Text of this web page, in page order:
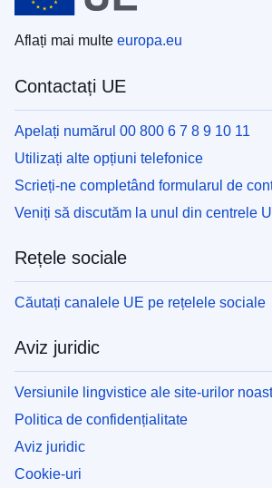
Aflați mai multe europa.eu
Contactați UE
Apelați numărul 00 800 6 7 8 9 10 11
Utilizați alte opțiuni telefonice
Scrieți-ne completând formularul de
Veniți să discutăm la unul din centrele
Rețele sociale
Căutați canalele UE pe rețelele sociale
Aviz juridic
Versiunile lingvistice ale site-urilor
Politica de confidențialitate
Aviz juridic
Cookie-uri